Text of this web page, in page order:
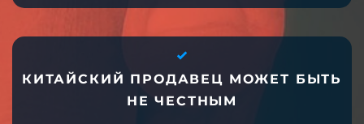
КИТАЙСКИЙ ПРОДАВЕЦ МОЖЕТ БЫТЬ
НЕ ЧЕСТНЫМ